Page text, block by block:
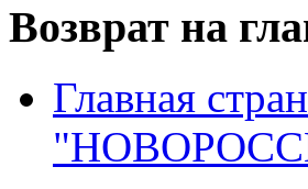
Возврат на
Главная